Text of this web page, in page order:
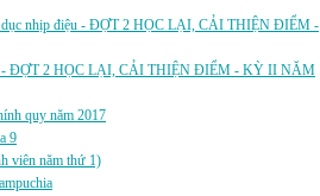
dục nhịp điệu - ĐỢT 2 HỌC LẠI, CẢI THIỆN ĐIỂM -
- ĐỢT 2 HỌC LẠI, CẢI THIỆN ĐIỂM - KỲ II NĂM
quy năm 2017
9
viên năm thứ 1)